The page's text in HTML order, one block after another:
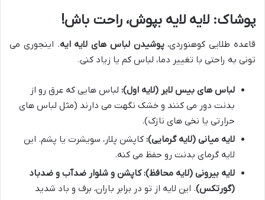
پوشاک: لایه لایه بپوش، راحت باش!
قاعده طلایی کوهنوردی،پوشیدن لباس های لایه ایه. اینجوری می
تونی به راحتی با تغییر دما، لباس کم یا زیاد کنی.
لباس های بیس لایر (لایه اول): لباس هایی که عرق رو از
بدنت دور می کنند و خشک نگهت می دارند (مثل لباس های
حرارتی یا نخی های نازک).
لایه میانی (لایه گرمایی): کاپشن پلار، سویشرت یا پشم. این
لایه گرمای بدنت رو حفظ می کنه.
لایه بیرونی (لایه محافظ): کاپشن و شلوار ضدآب و ضدباد
(گورتکس). این لایه از تو در برابر باران، برف و باد شدید